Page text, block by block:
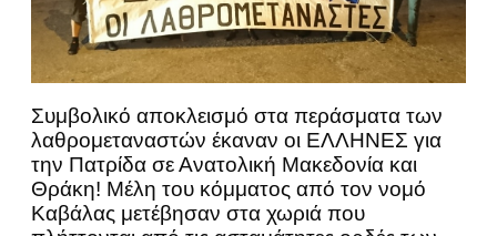
Συμβολικό αποκλεισμό στα περάσματα των
λαθρομεταναστών έκαναν οι ΕΛΛΗΝΕΣ για
την Πατρίδα σε Ανατολική Μακεδονία και
Θράκη! Μέλη του κόμματος από τον νομό
Καβάλας μετέβησαν στα χωριά που